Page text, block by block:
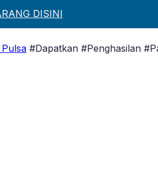
DISINI
#Dapatkan #Penghasilan